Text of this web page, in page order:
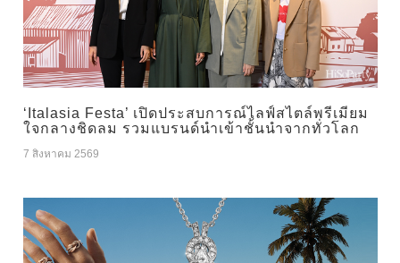
‘Italasia Festa’ เปิดประสบการณ์ไลฟ์สไตล์พรีเมียม
ใจกลางชิดลม รวมแบรนด์นำเข้าชั้นนำจากทั่วโลก
7 สิงหาคม 2569